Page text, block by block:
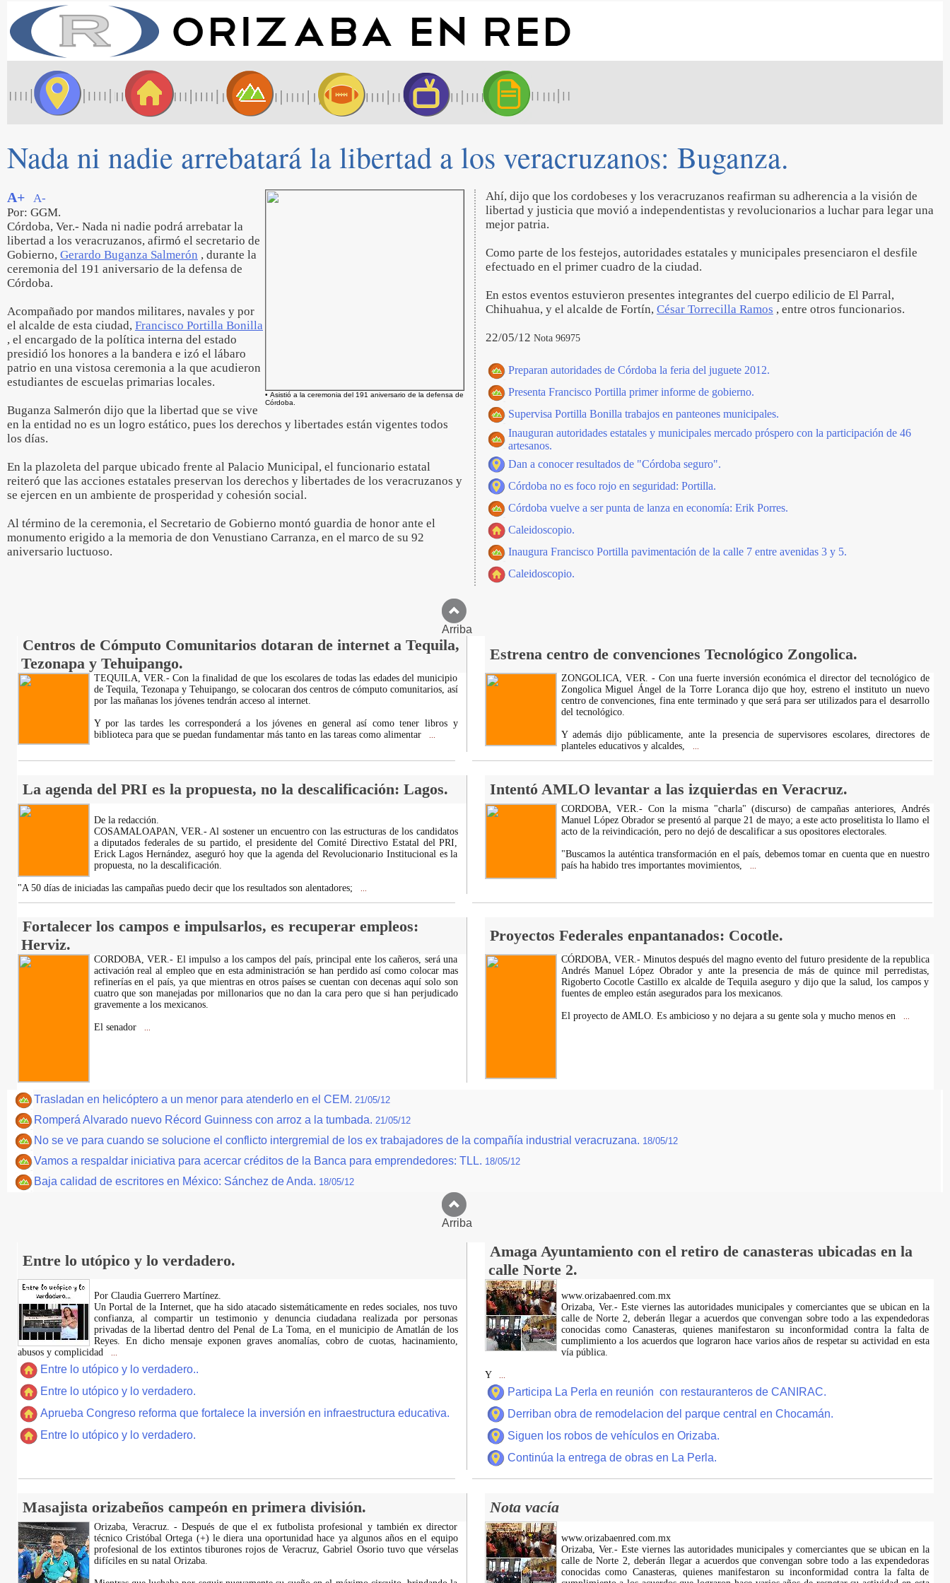
Nada ni nadie arrebatará la libertad a los veracruzanos: Buganza.
• Asistió a la ceremonia del 191 aniversario de la defensa de
Córdoba.
A+
A-
Por: GGM.
Córdoba, Ver.- Nada ni nadie podrá arrebatar la
libertad a los veracruzanos, afirmó el secretario de
Gobierno, Gerardo Buganza Salmerón , durante la
ceremonia del 191 aniversario de la defensa de
Córdoba.
Acompañado por mandos militares, navales y por
el alcalde de esta ciudad, Francisco Portilla Bonilla
, el encargado de la política interna del estado
presidió los honores a la bandera e izó el lábaro
patrio en una vistosa ceremonia a la que acudieron
estudiantes de escuelas primarias locales.
Buganza Salmerón dijo que la libertad que se vive
en la entidad no es un logro estático, pues los derechos y libertades están vigentes todos
los días.
En la plazoleta del parque ubicado frente al Palacio Municipal, el funcionario estatal
reiteró que las acciones estatales preservan los derechos y libertades de los veracruzanos y
se ejercen en un ambiente de prosperidad y cohesión social.
Al término de la ceremonia, el Secretario de Gobierno montó guardia de honor ante el
monumento erigido a la memoria de don Venustiano Carranza, en el marco de su 92
aniversario luctuoso.
Ahí, dijo que los cordobeses y los veracruzanos reafirman su adherencia a la visión de
libertad y justicia que movió a independentistas y revolucionarios a luchar para legar una
mejor patria.
Como parte de los festejos, autoridades estatales y municipales presenciaron el desfile
efectuado en el primer cuadro de la ciudad.
En estos eventos estuvieron presentes integrantes del cuerpo edilicio de El Parral,
Chihuahua, y el alcalde de Fortín, César Torrecilla Ramos , entre otros funcionarios.
22/05/12 Nota 96975
Preparan autoridades de Córdoba la feria del juguete 2012.
Presenta Francisco Portilla primer informe de gobierno.
Supervisa Portilla Bonilla trabajos en panteones municipales.
Inauguran autoridades estatales y municipales mercado próspero con la participación de 46
artesanos.
Dan a conocer resultados de "Córdoba seguro".
Córdoba no es foco rojo en seguridad: Portilla.
Córdoba vuelve a ser punta de lanza en economía: Erik Porres.
Caleidoscopio.
Inaugura Francisco Portilla pavimentación de la calle 7 entre avenidas 3 y 5.
Caleidoscopio.
Arriba
Centros de Cómputo Comunitarios dotaran de internet a Tequila,
Tezonapa y Tehuipango.
Estrena centro de convenciones Tecnológico Zongolica.
TEQUILA, VER.- Con la finalidad de que los escolares de todas las edades del municipio
de Tequila, Tezonapa y Tehuipango, se colocaran dos centros de cómputo comunitarios, así
por las mañanas los jóvenes tendrán acceso al internet.
Y por las tardes les corresponderá a los jóvenes en general así como tener libros y
biblioteca para que se puedan fundamentar más tanto en las tareas como alimentar
ZONGOLICA, VER. - Con una fuerte inversión económica el director del tecnológico de
Zongolica Miguel Ángel de la Torre Loranca dijo que hoy, estreno el instituto un nuevo
centro de convenciones, fina ente terminado y que será para ser utilizados para el desarrollo
del tecnológico.
Y además dijo públicamente, ante la presencia de supervisores escolares, directores de
planteles educativos y alcaldes,
La agenda del PRI es la propuesta, no la descalificación: Lagos. Intentó AMLO levantar a las izquierdas en Veracruz.
De la redacción.
COSAMALOAPAN, VER.- Al sostener un encuentro con las estructuras de los candidatos
a diputados federales de su partido, el presidente del Comité Directivo Estatal del PRI,
Erick Lagos Hernández, aseguró hoy que la agenda del Revolucionario Institucional es la
propuesta, no la descalificación.
"A 50 días de iniciadas las campañas puedo decir que los resultados son alentadores;
CORDOBA, VER.- Con la misma "charla" (discurso) de campañas anteriores, Andrés
Manuel López Obrador se presentó al parque 21 de mayo; a este acto proselitista lo llamo el
acto de la reivindicación, pero no dejó de descalificar a sus opositores electorales.
"Buscamos la auténtica transformación en el país, debemos tomar en cuenta que en nuestro
país ha habido tres importantes movimientos,
Fortalecer los campos e impulsarlos, es recuperar empleos:
Herviz.
Proyectos Federales enpantanados: Cocotle.
CORDOBA, VER.- El impulso a los campos del país, principal ente los cañeros, será una
activación real al empleo que en esta administración se han perdido así como colocar mas
refinerías en el país, ya que mientras en otros países se cuentan con decenas aquí solo son
cuatro que son manejadas por millonarios que no dan la cara pero que si han perjudicado
gravemente a los mexicanos.
El senador
CÓRDOBA, VER.- Minutos después del magno evento del futuro presidente de la republica
Andrés Manuel López Obrador y ante la presencia de más de quince mil perredistas,
Rigoberto Cocotle Castillo ex alcalde de Tequila aseguro y dijo que la salud, los campos y
fuentes de empleo están asegurados para los mexicanos.
El proyecto de AMLO. Es ambicioso y no dejara a su gente sola y mucho menos en
Trasladan en helicóptero a un menor para atenderlo en el CEM. 21/05/12
Romperá Alvarado nuevo Récord Guinness con arroz a la tumbada. 21/05/12
No se ve para cuando se solucione el conflicto intergremial de los ex trabajadores de la compañía industrial veracruzana. 18/05/12
Vamos a respaldar iniciativa para acercar créditos de la Banca para emprendedores: TLL. 18/05/12
Baja calidad de escritores en México: Sánchez de Anda. 18/05/12
Arriba
Entre lo utópico y lo verdadero.
Amaga Ayuntamiento con el retiro de canasteras ubicadas en la
calle Norte 2.
Por Claudia Guerrero Martínez.
​Un Portal de la Internet, que ha sido atacado sistemáticamente en redes sociales, nos tuvo
confianza, al compartir un testimonio y denuncia ciudadana realizada por personas
privadas de la libertad dentro del Penal de La Toma, en el municipio de Amatlán de los
Reyes. En dicho mensaje exponen graves anomalías, cobro de cuotas, hacinamiento,
abusos y complicidad
Entre lo utópico y lo verdadero..
Entre lo utópico y lo verdadero.
Aprueba Congreso reforma que fortalece la inversión en infraestructura educativa.
Entre lo utópico y lo verdadero.
www.orizabaenred.com.mx
Orizaba, Ver.- Este viernes las autoridades municipales y comerciantes que se ubican en la
calle de Norte 2, deberán llegar a acuerdos que convengan sobre todo a las expendedoras
conocidas como Canasteras, quienes manifestaron su inconformidad contra la falta de
cumplimiento a los acuerdos que lograron hace varios años de respetar su actividad en esta
vía pública.
Y
Participa La Perla en reunión con restauranteros de CANIRAC.
Derriban obra de remodelacion del parque central en Chocamán.
Siguen los robos de vehículos en Orizaba.
Continúa la entrega de obras en La Perla.
Masajista orizabeños campeón en primera división. Nota vacía
Orizaba, Veracruz. - Después de que el ex futbolista profesional y también ex director
técnico Cristóbal Ortega (+) le diera una oportunidad hace ya algunos años en el equipo
profesional de los extintos tiburones rojos de Veracruz, Gabriel Osorio tuvo que vérselas
difíciles en su natal Orizaba.
www.orizabaenred.com.mx
Orizaba, Ver.- Este viernes las autoridades municipales y comerciantes que se ubican en la
calle de Norte 2, deberán llegar a acuerdos que convengan sobre todo a las expendedoras
conocidas como Canasteras, quienes manifestaron su inconformidad contra la falta de